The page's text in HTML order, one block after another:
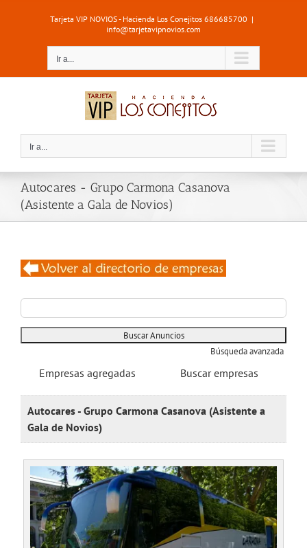
Tarjeta VIP NOVIOS - Hacienda Los Conejitos 686685700 |
info@tarjetavipnovios.com
Ir a...
Ir a...
Autocares - Grupo Carmona Casanova
(Asistente a Gala de Novios)
Búsqueda avanzada
Empresas agregadas Buscar empresas
Autocares - Grupo Carmona Casanova (Asistente a
Gala de Novios)